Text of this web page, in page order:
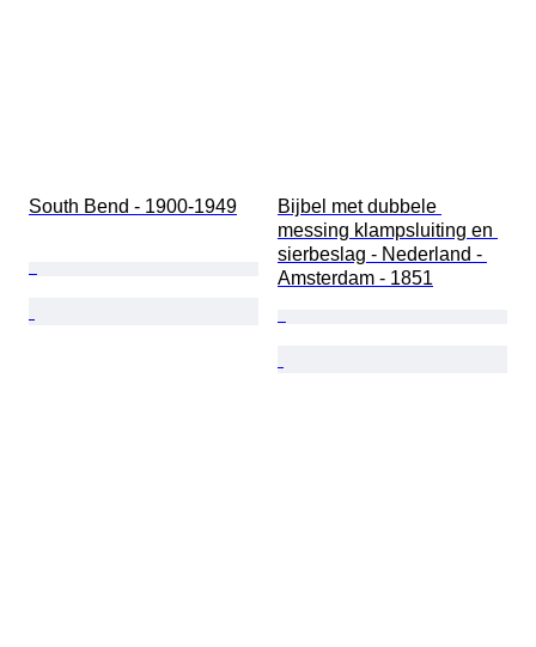
South Bend - 1900-1949
Bijbel met dubbele
messing klampsluiting en
sierbeslag - Nederland -
Amsterdam - 1851